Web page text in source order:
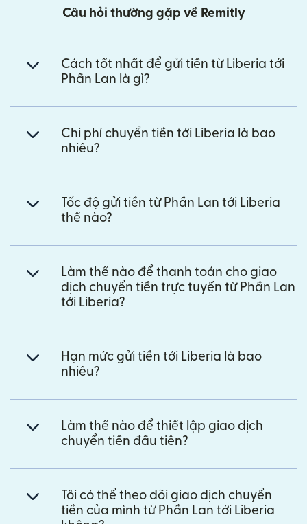
Câu hỏi thường gặp về Remitly
Cách tốt nhất để gửi tiền từ Liberia tới
Phần Lan là gì?
Chi phí chuyển tiền tới Liberia là bao
nhiêu?
Tốc độ gửi tiền từ Phần Lan tới Liberia
thế nào?
Làm thế nào để thanh toán cho giao
dịch chuyển tiền trực tuyến từ Phần Lan
tới Liberia?
Hạn mức gửi tiền tới Liberia là bao
nhiêu?
Làm thế nào để thiết lập giao dịch
chuyển tiền đầu tiên?
Tôi có thể theo dõi giao dịch chuyển
tiền của mình từ Phần Lan tới Liberia